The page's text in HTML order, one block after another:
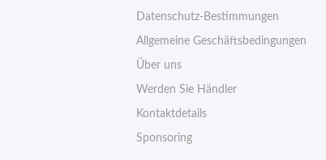
Datenschutz-Bestimmungen
Allgemeine Geschäftsbedingungen
Über uns
Werden Sie Händler
Kontaktdetails
Sponsoring